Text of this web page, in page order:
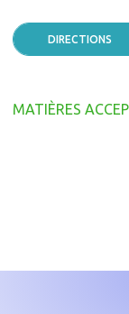
DIRECTIONS
MATIÈRES